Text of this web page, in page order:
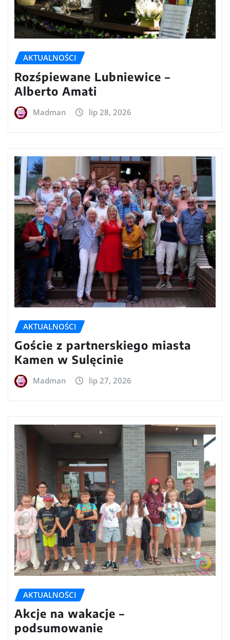
AKTUALNOŚCI
Rozśpiewane Lubniewice –
Alberto Amati
Madman lip 28, 2026
AKTUALNOŚCI
Goście z partnerskiego miasta
Kamen w Sulęcinie
Madman lip 27, 2026
AKTUALNOŚCI
Akcje na wakacje –
podsumowanie